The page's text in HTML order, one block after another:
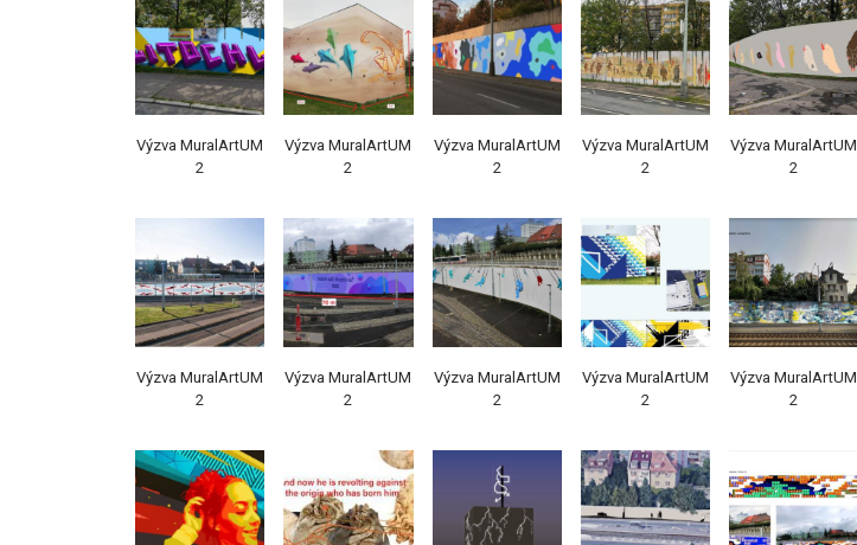
Výzva MuralArtUM
2
Výzva MuralArtUM
2
Výzva MuralArtUM
2
Výzva MuralArtUM
2
Výzva MuralArtUM
2
Výzva MuralArtUM
2
Výzva MuralArtUM
2
Výzva MuralArtUM
2
Výzva MuralArtUM
2
Výzva MuralArtUM
2